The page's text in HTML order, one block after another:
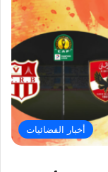
أخبار الفضائيات